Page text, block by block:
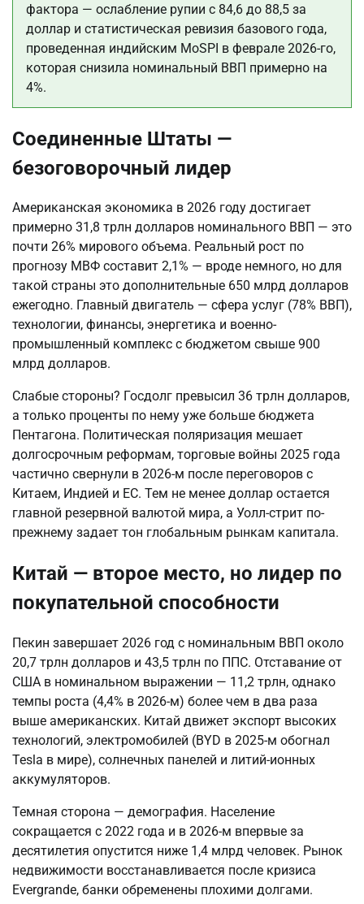
фактора — ослабление рупии с 84,6 до 88,5 за
доллар и статистическая ревизия базового года,
проведенная индийским MoSPI в феврале 2026-го,
которая снизила номинальный ВВП примерно на
4%.
Соединенные Штаты —
безоговорочный лидер
Американская экономика в 2026 году достигает
примерно 31,8 трлн долларов номинального ВВП — это
почти 26% мирового объема. Реальный рост по
прогнозу МВФ составит 2,1% — вроде немного, но для
такой страны это дополнительные 650 млрд долларов
ежегодно. Главный двигатель — сфера услуг (78% ВВП),
технологии, финансы, энергетика и военно-
промышленный комплекс с бюджетом свыше 900
млрд долларов.
Слабые стороны? Госдолг превысил 36 трлн долларов,
а только проценты по нему уже больше бюджета
Пентагона. Политическая поляризация мешает
долгосрочным реформам, торговые войны 2025 года
частично свернули в 2026-м после переговоров с
Китаем, Индией и ЕС. Тем не менее доллар остается
главной резервной валютой мира, а Уолл-стрит по-
прежнему задает тон глобальным рынкам капитала.
Китай — второе место, но лидер по
покупательной способности
Пекин завершает 2026 год с номинальным ВВП около
20,7 трлн долларов и 43,5 трлн по ППС. Отставание от
США в номинальном выражении — 11,2 трлн, однако
темпы роста (4,4% в 2026-м) более чем в два раза
выше американских. Китай движет экспорт высоких
технологий, электромобилей (BYD в 2025-м обогнал
Tesla в мире), солнечных панелей и литий-ионных
аккумуляторов.
Темная сторона — демография. Население
сокращается с 2022 года и в 2026-м впервые за
десятилетия опустится ниже 1,4 млрд человек. Рынок
недвижимости восстанавливается после кризиса
Evergrande, банки обременены плохими долгами.